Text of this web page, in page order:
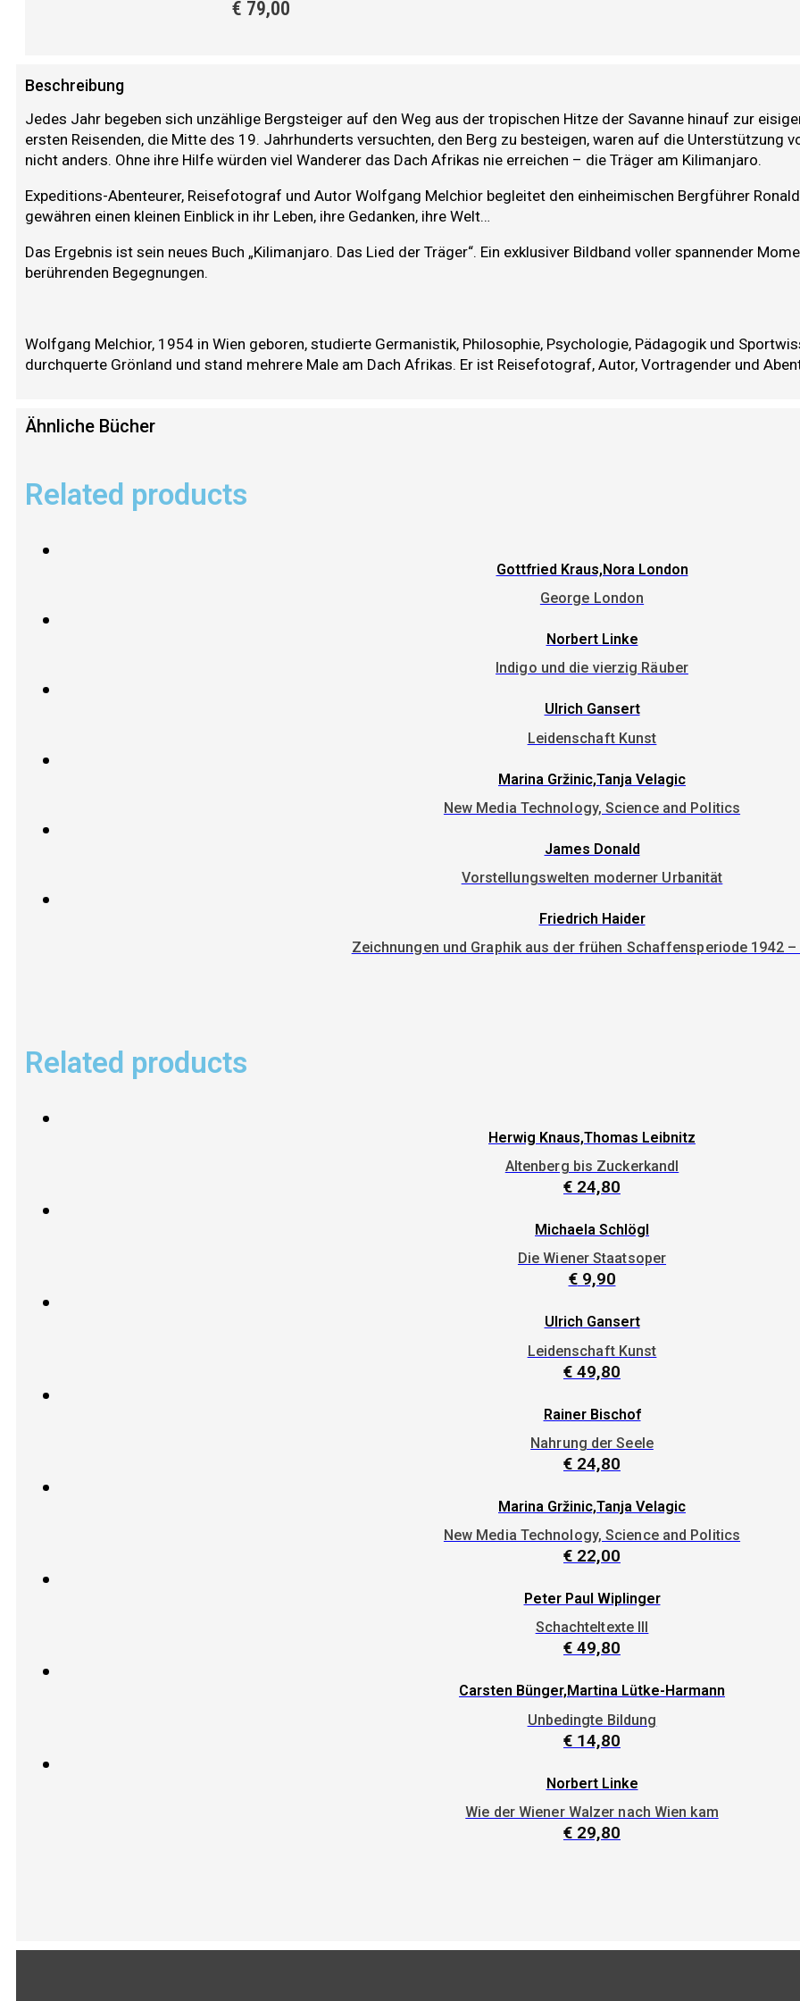
€ 79,00
Beschreibung
Jedes Jahr begeben sich unzählige Bergsteiger auf den Weg aus der tropischen Hitze der Savanne hinauf zur
ersten Reisenden, die Mitte des 19. Jahrhunderts versuchten, den Berg zu besteigen, waren auf die Unterstützung
nicht anders. Ohne ihre Hilfe würden viel Wanderer das Dach Afrikas nie erreichen – die Träger am Kilimanjaro.
Expeditions-Abenteurer, Reisefotograf und Autor Wolfgang Melchior begleitet den einheimischen Bergführer
gewähren einen kleinen Einblick in ihr Leben, ihre Gedanken, ihre Welt…
Das Ergebnis ist sein neues Buch „Kilimanjaro. Das Lied der Träger“. Ein exklusiver Bildband voller spannender
berührenden Begegnungen.
Wolfgang Melchior, 1954 in Wien geboren, studierte Germanistik, Philosophie, Psychologie, Pädagogik und
durchquerte Grönland und stand mehrere Male am Dach Afrikas. Er ist Reisefotograf, Autor, Vortragender und
Ähnliche Bücher
Related products
Gottfried Kraus,Nora London
George London
Norbert Linke
Indigo und die vierzig Räuber
Ulrich Gansert
Leidenschaft Kunst
Marina Gržinic,Tanja Velagic
New Media Technology, Science and Politics
James Donald
Vorstellungswelten moderner Urbanität
Friedrich Haider
Zeichnungen und Graphik aus der frühen Schaffensperiode 1942 –
Related products
Herwig Knaus,Thomas Leibnitz
Altenberg bis Zuckerkandl
€ 24,80
Michaela Schlögl
Die Wiener Staatsoper
€9,90
Ulrich Gansert
Leidenschaft Kunst
€ 49,80
Rainer Bischof
Nahrung der Seele
€ 24,80
Marina Gržinic,Tanja Velagic
New Media Technology, Science and Politics
€ 22,00
Peter Paul Wiplinger
Schachteltexte III
€ 49,80
Carsten Bünger,Martina Lütke-Harmann
Unbedingte Bildung
€ 14,80
Norbert Linke
Wie der Wiener Walzer nach Wien kam
€ 29,80